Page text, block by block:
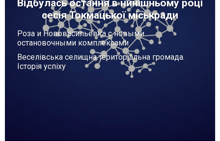
Відбулась остання в нинішньому році
сесія Токмацької міськради
Роза и Нововасильевка с новыми
остановочными комплексами
Веселівська селищна територіальна громада.
Історія успіху